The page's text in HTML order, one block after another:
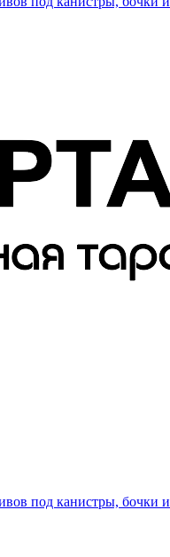
под канистры, бочки и